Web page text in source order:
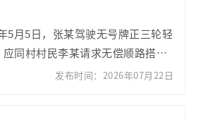
5月5日，张某驾驶无号牌正三轮轻
同村村民李某请求无偿顺路搭
张某超车时遇向某驾车驶来，因操
发布时间：2026年07月22日